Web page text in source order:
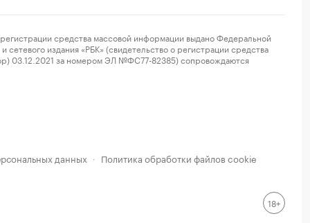
средства массовой информации выдано Федеральной
издания «РБК» (свидетельство о регистрации средства
03.12.2021 за номером ЭЛ №ФС77-82385) сопровождаются
данных · Политика обработки файлов cookie
18+